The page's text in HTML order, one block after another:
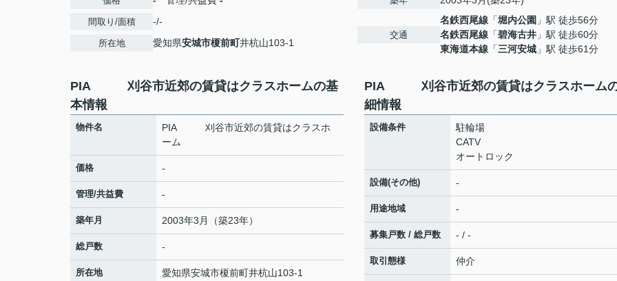
間取り/面積 -/-
所在地 愛知県安城市榎前町井杭山103-1
交通
名鉄西尾線 「堀内公園 」駅 徒歩56分
名鉄西尾線 「碧海古井 」駅 徒歩60分
東海道本線 「三河安城 」駅 徒歩61分
PIA 刈谷市近郊の賃貸はクラスホームの基
本情報
物件名
PIA 刈谷市近郊の賃貸はクラスホ
ーム
価格 -
管理/共益費 -
築年月 2003年3月（築23年）
総戸数 -
所在地 愛知県安城市榎前町井杭山103-1
PIA 刈谷市近郊の賃貸はクラスホーム
細情報
設備条件
駐輪場
CATV
オートロック
設備(その他) -
用途地域 -
募集戸数 / 総戸数 - / -
取引態様 仲介